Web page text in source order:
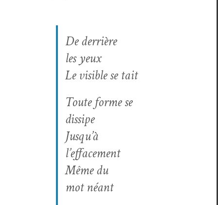
De der­rière
les yeux
Le vis­i­ble se tait
Toute forme se
dissipe
Jusqu’à
l’effacement
Même du
mot néant